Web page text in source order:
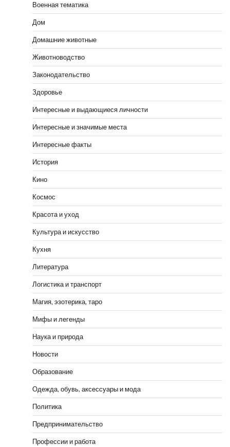
Военная тематика
Дом
Домашние животные
Животноводство
Законодательство
Здоровье
Интересные и выдающиеся личности
Интересные и значимые места
Интересные факты
История
Кино
Космос
Красота и уход
Культура и искусство
Кухня
Литература
Логистика и транспорт
Магия, эзотерика, таро
Мифы и легенды
Наука и природа
Новости
Образование
Одежда, обувь, аксессуары и мода
Политика
Предпринимательство
Профессии и работа